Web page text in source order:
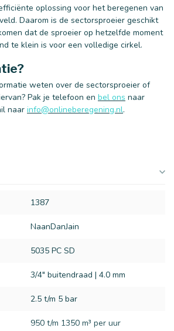
oplossing voor het beregenen van
Daarom is de sectorsproeier geschikt
dat de sproeier op hetzelfde moment
te klein is voor een volledige cirkel.
weten over de sectorsproeier of
Pak je telefoon en bel ons naar
naar info@onlineberegening.nl.
1387
NaanDanJain
5035 PC SD
3/4" buitendraad | 4.0 mm
2.5 t/m 5 bar
950 t/m 1350 m³ per uur